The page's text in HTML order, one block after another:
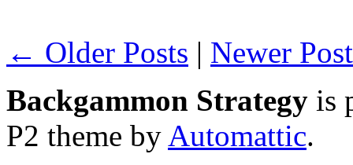
← Older Posts | Newer
Backgammon Strategy is
P2 theme by Automattic.